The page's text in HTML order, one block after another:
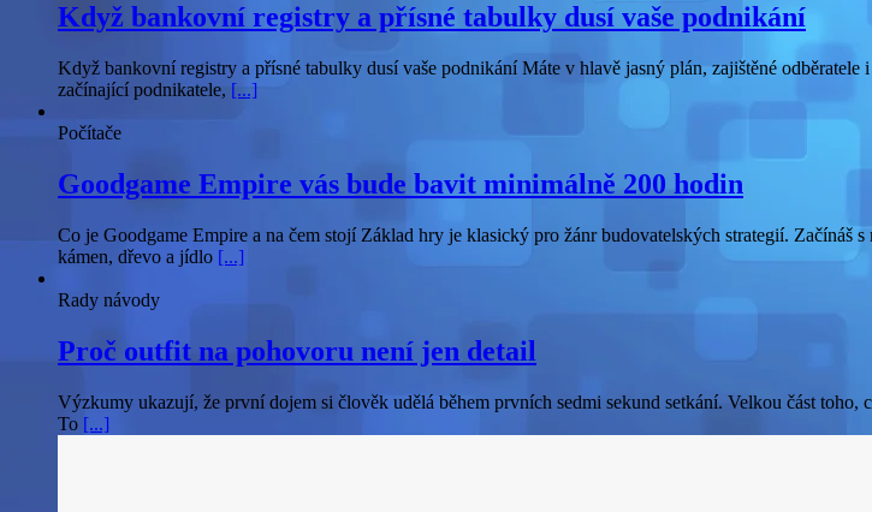
Když bankovní registry a přísné tabulky dusí vaše podnikání
Když bankovní registry a přísné tabulky dusí vaše podnikání Máte v hlavě jasný plán, zajištěné
začínající podnikatele, [...]
Počítače
Goodgame Empire vás bude bavit minimálně 200 hodin
Co je Goodgame Empire a na čem stojí Základ hry je klasický pro žánr budovatelských strategií.
kámen, dřevo a jídlo [...]
Rady návody
Proč outfit na pohovoru není jen detail
Výzkumy ukazují, že první dojem si člověk udělá během prvních sedmi sekund setkání. Velkou část
To [...]